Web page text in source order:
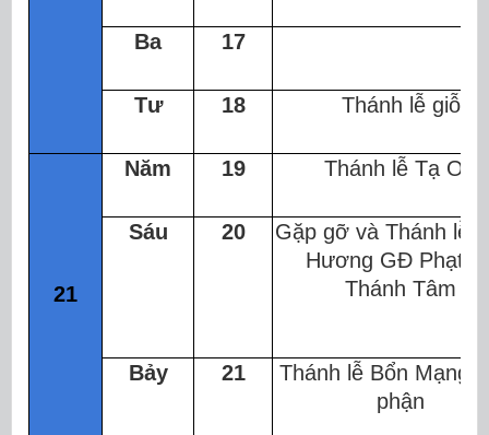
Ba 17
Tư 18 Thánh lễ giỗ
21
Năm 19 Thánh lễ Tạ Ơn
Sáu 20
Gặp gỡ và Thánh lễ
Hương GĐ Phạt
Thánh Tâm
Bảy 21
Thánh lễ Bổn Mạng
phận